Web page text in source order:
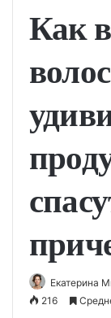
Как
Екатерина
216